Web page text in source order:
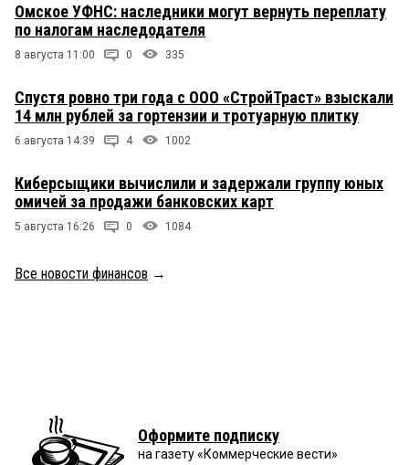
Омское УФНС: наследники могут вернуть переплату
по налогам наследодателя
8 августа 11:00 0 335
Спустя ровно три года с ООО «СтройТраст» взыскали
14 млн рублей за гортензии и тротуарную плитку
6 августа 14:39 4 1002
Киберсыщики вычислили и задержали группу юных
омичей за продажи банковских карт
5 августа 16:26 0 1084
Все новости финансов →
Оформите подписку
на газету «Коммерческие вести»